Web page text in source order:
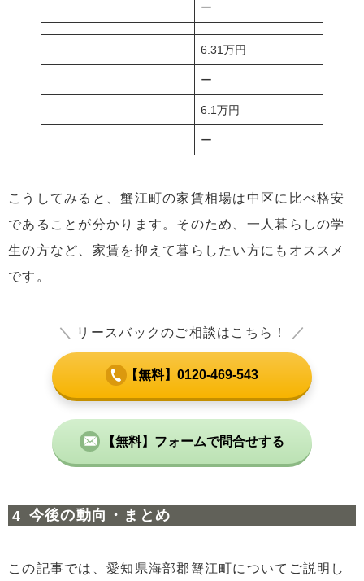
ー
6.31万円
ー
6.1万円
ー
こうしてみると、蟹江町の家賃相場は中区に比べ格安
であることが分かります。そのため、一人暮らしの学
生の方など、家賃を抑えて暮らしたい方にもオススメ
です。
＼ リースバックのご相談はこちら！ ／
【無料】0120-469-543
【無料】フォームで問合せする
今後の動向・まとめ
この記事では、愛知県海部郡蟹江町についてご説明し